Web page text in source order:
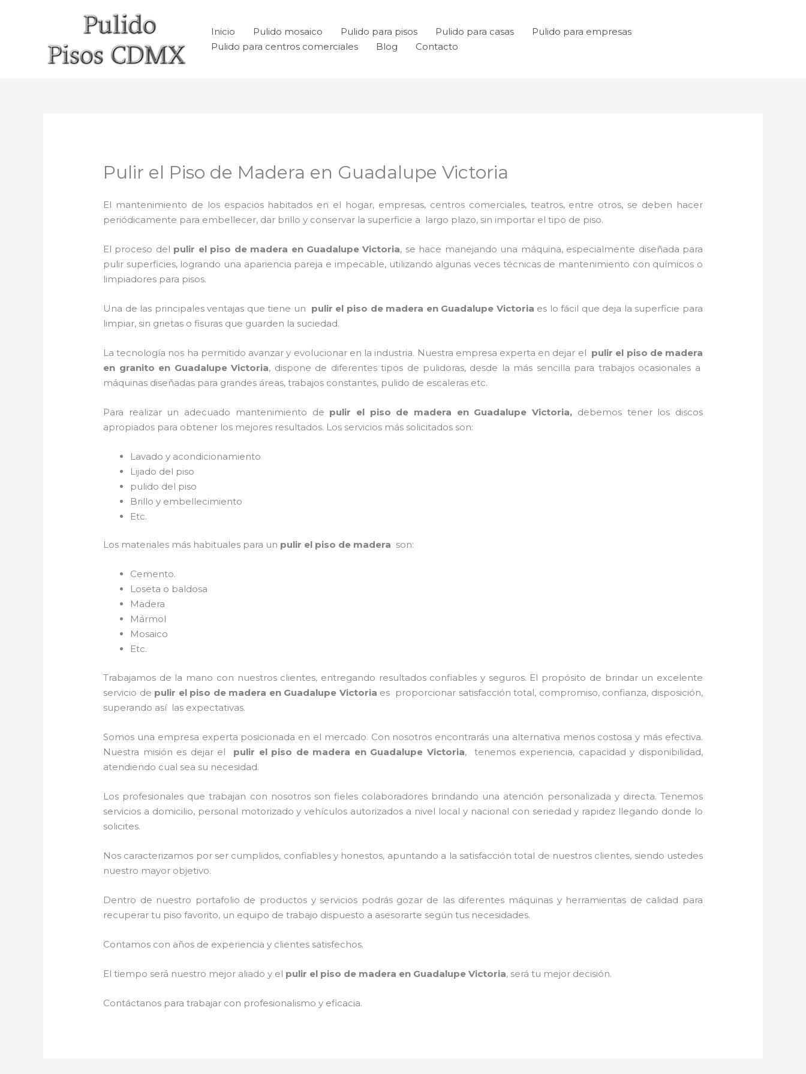
Inicio Pulido mosaico Pulido para pisos Pulido para casas
Pulido para empresas
Pulido para centros comerciales
Blog Contacto
Pulir el Piso de Madera en Guadalupe Victoria
El mantenimiento de los espacios habitados en el hogar, empresas, centros comerciales, teatros, entre otros, se deben hacer
periódicamente para embellecer, dar brillo y conservar la superficie a largo plazo, sin importar el tipo de piso.
El proceso del pulir el piso de madera en Guadalupe Victoria, se hace manejando una máquina, especialmente diseñada para
pulir superficies, logrando una apariencia pareja e impecable, utilizando algunas veces técnicas de mantenimiento con químicos o
limpiadores para pisos.
Una de las principales ventajas que tiene un pulir el piso de madera en Guadalupe Victoria es lo fácil que deja la superficie para
limpiar, sin grietas o fisuras que guarden la suciedad.
La tecnología nos ha permitido avanzar y evolucionar en la industria. Nuestra empresa experta en dejar el pulir el piso de madera
en granito en Guadalupe Victoria, dispone de diferentes tipos de pulidoras, desde la más sencilla para trabajos ocasionales a
máquinas diseñadas para grandes áreas, trabajos constantes, pulido de escaleras etc.
Para realizar un adecuado mantenimiento de pulir el piso de madera en Guadalupe Victoria, debemos tener los discos
apropiados para obtener los mejores resultados. Los servicios más solicitados son:
Lavado y acondicionamiento
Lijado del piso
pulido del piso
Brillo y embellecimiento
Etc.
Los materiales más habituales para un pulir el piso de madera son:
Cemento.
Loseta o baldosa
Madera
Mármol
Mosaico
Etc.
Trabajamos de la mano con nuestros clientes, entregando resultados confiables y seguros. El propósito de brindar un excelente
servicio de pulir el piso de madera en Guadalupe Victoria es proporcionar satisfacción total, compromiso, confianza, disposición,
superando así las expectativas.
Somos una empresa experta posicionada en el mercado. Con nosotros encontrarás una alternativa menos costosa y más efectiva.
Nuestra misión es dejar el pulir el piso de madera en Guadalupe Victoria, tenemos experiencia, capacidad y disponibilidad,
atendiendo cual sea su necesidad.
Los profesionales que trabajan con nosotros son fieles colaboradores brindando una atención personalizada y directa. Tenemos
servicios a domicilio, personal motorizado y vehículos autorizados a nivel local y nacional con seriedad y rapidez llegando donde lo
solicites.
Nos caracterizamos por ser cumplidos, confiables y honestos, apuntando a la satisfacción total de nuestros clientes, siendo ustedes
nuestro mayor objetivo.
Dentro de nuestro portafolio de productos y servicios podrás gozar de las diferentes máquinas y herramientas de calidad para
recuperar tu piso favorito, un equipo de trabajo dispuesto a asesorarte según tus necesidades.
Contamos con años de experiencia y clientes satisfechos.
El tiempo será nuestro mejor aliado y el pulir el piso de madera en Guadalupe Victoria, será tu mejor decisión.
Contáctanos para trabajar con profesionalismo y eficacia.